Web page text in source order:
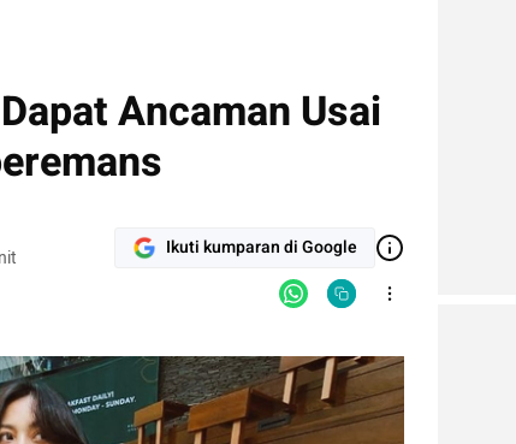
Ancaman Usai
Ikuti kumparan di Google